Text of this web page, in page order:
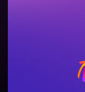
Râul Înghețat